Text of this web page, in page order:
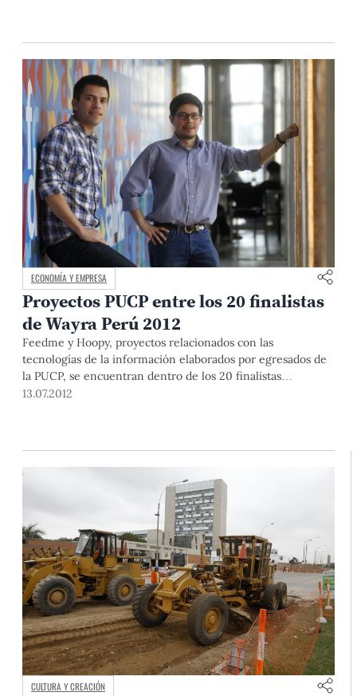
ECONOMÍA Y EMPRESA
Proyectos PUCP entre los 20 finalistas
de Wayra Perú 2012
Feedme y Hoopy, proyectos relacionados con las
tecnologías de la información elaborados por egresados de
la PUCP, se encuentran dentro de los 20 finalistas
seleccionados por la segunda edición de Wayra Perú 2012.
13.07.2012
CULTURA Y CREACIÓN